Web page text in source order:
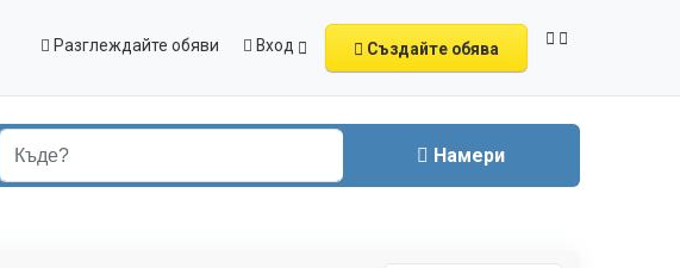
Разглеждайте обяви Вход Създайте обява
Намери